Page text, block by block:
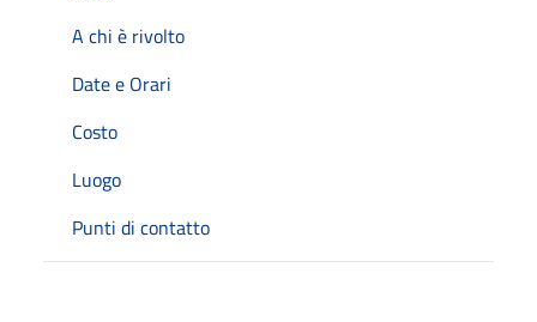
A chi è rivolto
Date e Orari
Costo
Luogo
Punti di contatto